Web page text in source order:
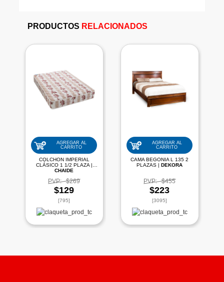
PRODUCTOS RELACIONADOS
AGREGAR AL
CARRITO
COLCHON IMPERIAL
CLÁSICO 1 1/2 PLAZA |
CHAIDE
PVP: $269
$129
[795]
AGREGAR AL
CARRITO
CAMA BEGONIA L 135 2
PLAZAS |DEKORA
PVP: $455
$223
[3095]